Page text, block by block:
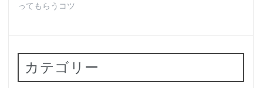
ってもらうコツ
カテゴリー